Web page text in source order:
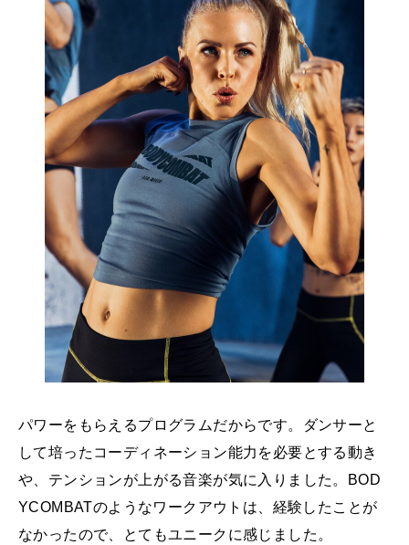
パワーをもらえるプログラムだからです。ダンサーと
して培ったコーディネーション能力を必要とする動き
や、テンションが上がる音楽が気に入りました。BOD
YCOMBATのようなワークアウトは、経験したことが
なかったので、とてもユニークに感じました。